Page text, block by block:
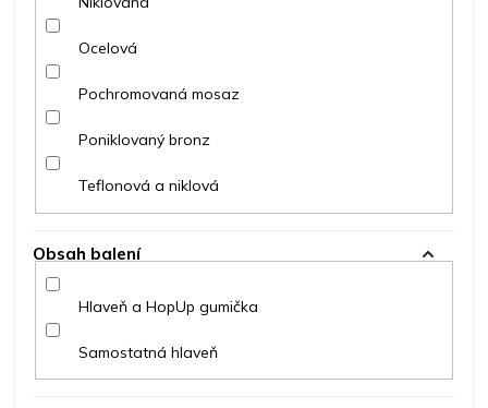
Ocelová
Pochromovaná mosaz
Poniklovaný bronz
Teflonová a niklová
Obsah balení
Hlaveň a HopUp gumička
Samostatná hlaveň